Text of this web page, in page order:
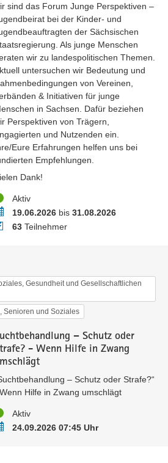
sind das Forum Junge Perspektiven –
bei der Kinder- und
der Sächsischen
Als junge Menschen
wir zu landespolitischen Themen.
untersuchen wir Bedeutung und
von Vereinen,
& Initiativen für junge
in Sachsen. Dafür beziehen
Perspektiven von Trägern,
und Nutzenden ein.
Eure Erfahrungen helfen uns bei
Empfehlungen.
Dank!
Aktiv
19.06.2026bis 31.08.2026
63Teilnehmer
Gesundheit und Gesellschaftlichen
Senioren und Soziales
– Schutz oder
- Wenn Hilfe in Zwang
– Schutz oder Strafe?“
Hilfe in Zwang umschlägt
Aktiv
24.09.2026 07:45 Uhr